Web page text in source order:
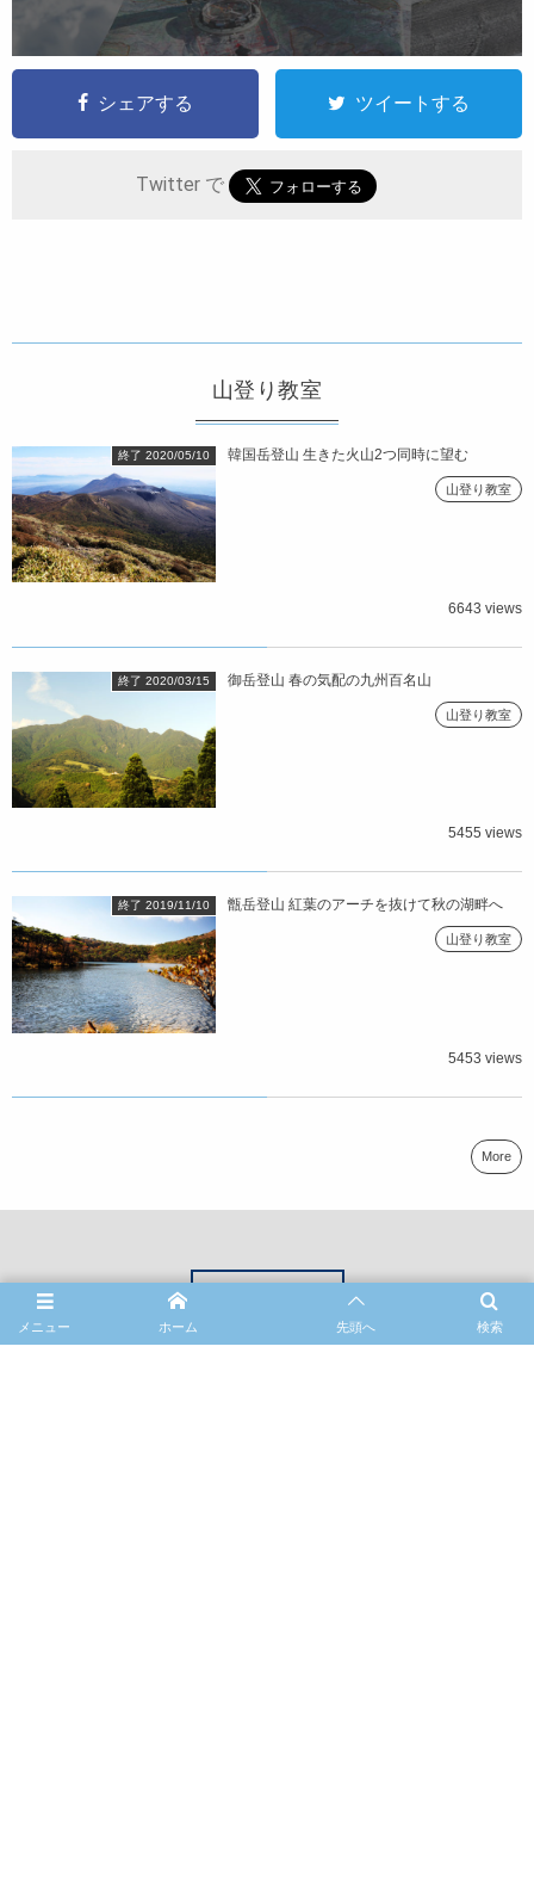
シェアする ツイートする
Twitter で
山登り教室
終了 2020/05/10 韓国岳登山 生きた火山2つ同時に望む
山登り教室
6643 views
終了 2020/03/15 御岳登山 春の気配の九州百名山
山登り教室
5455 views
終了 2019/11/10 甑岳登山 紅葉のアーチを抜けて秋の湖畔へ
山登り教室
5453 views
More
メニュー 検索
ホーム 先頭へ